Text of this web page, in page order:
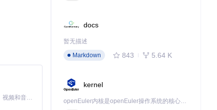
MiniMax H3 是一个通用的全模态生成系统。它支持对由文本、图像、视频和音频组成的多模态上下文进行统一理解，并能生成分辨率高达 2K、时长可达 15 秒的带原生立体声音频的视频。得益于面向任务泛化的系统设计，H3 在预训练阶段就已具备广泛的多模态上下文理解与生成能力，能够出色地执行复杂的多模态指令。
docs
暂无描述
Markdown
843 5.64 K
kernel
openEuler内核是openEuler操作系统的核心，既是系统性能与稳定性的基石，也是连接处理器、设备与服务的桥梁。